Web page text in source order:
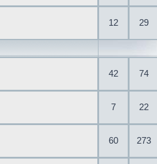
12 29
42 74
7 22
60 273